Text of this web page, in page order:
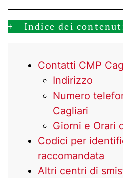
+ - Indice dei
Contatti CMP
Indirizzo
Numero
Cagliari
Giorni e Orari
Codici per
raccomandata
Altri centri di